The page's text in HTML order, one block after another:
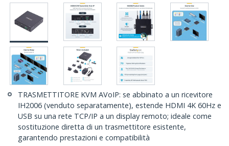
TRASMETTITORE KVM AVoIP: se abbinato a un ricevitore
IH2006 (venduto separatamente), estende HDMI 4K 60Hz e
USB su una rete TCP/IP a un display remoto; ideale come
sostituzione diretta di un trasmettitore esistente,
garantendo prestazioni e compatibilità